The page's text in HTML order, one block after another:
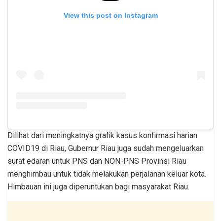
View this post on Instagram
Dilihat dari meningkatnya grafik kasus konfirmasi harian
COVID19 di Riau, Gubernur Riau juga sudah mengeluarkan
surat edaran untuk PNS dan NON-PNS Provinsi Riau
menghimbau untuk tidak melakukan perjalanan keluar kota.
Himbauan ini juga diperuntukan bagi masyarakat Riau.